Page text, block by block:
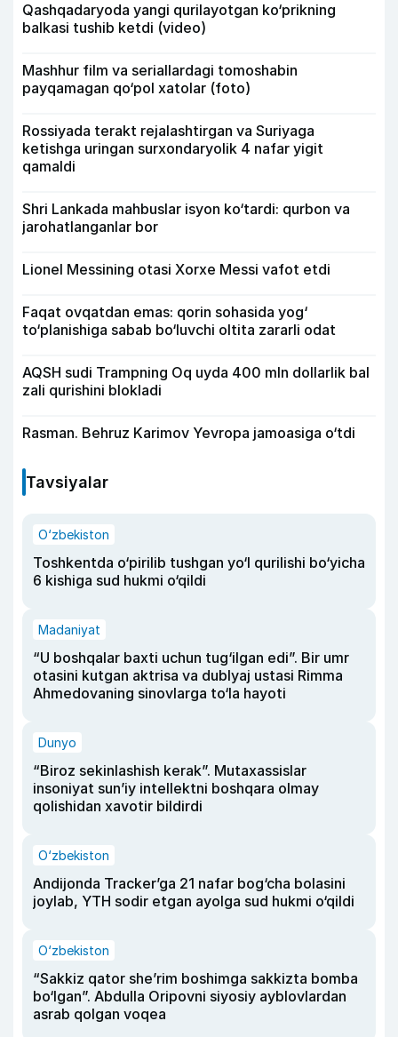
Qashqadaryoda yangi qurilayotgan ko‘prikning
balkasi tushib ketdi (video)
Mashhur film va seriallardagi tomoshabin
payqamagan qo‘pol xatolar (foto)
Rossiyada terakt rejalashtirgan va Suriyaga
ketishga uringan surxondaryolik 4 nafar yigit
qamaldi
Shri Lankada mahbuslar isyon ko‘tardi: qurbon va
jarohatlanganlar bor
Lionel Messining otasi Xorxe Messi vafot etdi
Faqat ovqatdan emas: qorin sohasida yog‘
to‘planishiga sabab bo‘luvchi oltita zararli odat
AQSH sudi Trampning Oq uyda 400 mln dollarlik bal
zali qurishini blokladi
Rasman. Behruz Karimov Yevropa jamoasiga o‘tdi
Tavsiyalar
O‘zbekiston
Toshkentda o‘pirilib tushgan yo‘l qurilishi bo‘yicha
6 kishiga sud hukmi o‘qildi
Madaniyat
“U boshqalar baxti uchun tug‘ilgan edi”. Bir umr
otasini kutgan aktrisa va dublyaj ustasi Rimma
Ahmedovaning sinovlarga to‘la hayoti
Dunyo
“Biroz sekinlashish kerak”. Mutaxassislar
insoniyat sun’iy intellektni boshqara olmay
qolishidan xavotir bildirdi
O‘zbekiston
Andijonda Tracker’ga 21 nafar bog‘cha bolasini
joylab, YTH sodir etgan ayolga sud hukmi o‘qildi
O‘zbekiston
“Sakkiz qator she’rim boshimga sakkizta bomba
bo‘lgan”. Abdulla Oripovni siyosiy ayblovlardan
asrab qolgan voqea